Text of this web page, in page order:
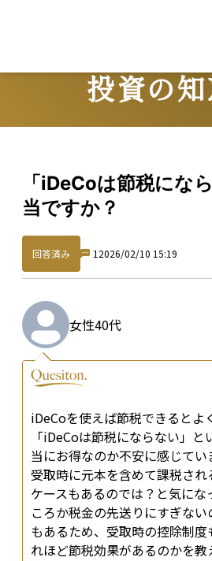
投資の
「iDeCoは節税にな
当ですか？
回答済み 1 2026/02/10 15:19
女性40代
iDeCoを使えば節税できるとよ
「iDeCoは節税にならない」
当にお得なのか不安に感じてい
受取時に元本を含めて課税され
ケースもあるのでは？と気にな
ころか税金の先送りにすぎな
もあるため、受取時の控除制
れほど節税効果があるのかを教